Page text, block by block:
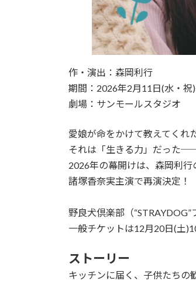
作・演出：森岡利行
期間：2026年2月11日(水・祝
劇場：サンモールスタジオ
愛娘が命をかけて教えてくれ
それは「生きる力」だった
2026年の幕開けは、森岡利
諸塚香奈実主演で再演決定！
野良犬倶楽部（
一般チケットは12月20日(土
ストーリー
キッチンに届く、子供たちの